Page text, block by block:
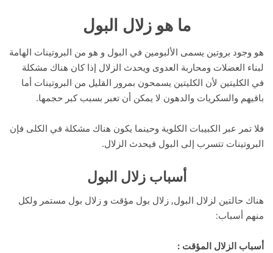
ما هو زلال البول
هو وجود بروتين يسمى الألبومين في البول و هو من البروتينات الهامة
لبناء العضلات ومحاربة العدوى ويحدث الزلال إذا كان هناك مشكلة
في الكليتين لأن الكليتين يسمحون بمرور القليل من البروتينات أما
باقيهم والسكريات والدهون لا يمكن أن تعبر بسبب كبر حجمها.
فلا تمر عبر الكبيبات الكلوية وحينما يكون هناك مشكلة في الكلى فإن
البروتينات تتسرب إلى البول فيحدث الزلال.
أسباب زلال البول
هناك حالتين لزلال البول, زلال بول مؤقت و زلال بول مستمر ولكل
منهم أسباب:
أسباب الزلال المؤقت :